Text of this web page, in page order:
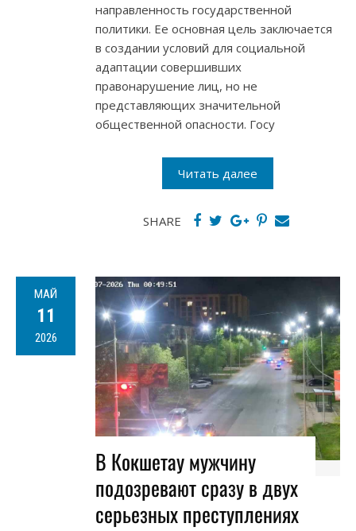
направленность государственной
политики. Ее основная цель заключается
в создании условий для социальной
адаптации совершивших
правонарушение лиц, но не
представляющих значительной
общественной опасности. Госу
Читать далее
SHARE
МАЙ
11
2026
В Кокшетау мужчину
подозревают сразу в двух
серьезных преступлениях